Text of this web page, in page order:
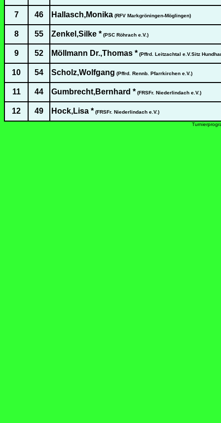
7 46 Hallasch,Monika (RFV Markgröningen-Möglingen)
8 55 Zenkel,Silke * (PSC Röhrach e.V.)
9 52 Möllmann Dr.,Thomas * (Pffrd. Leitzachtal e.V.Sitz
10 54 Scholz,Wolfgang (Pffrd. Rennb. Pfarrkirchen e.V.)
11 44 Gumbrecht,Bernhard * (FRSFr. Niederlindach e.V.)
12 49 Hock,Lisa * (FRSFr. Niederlindach e.V.)